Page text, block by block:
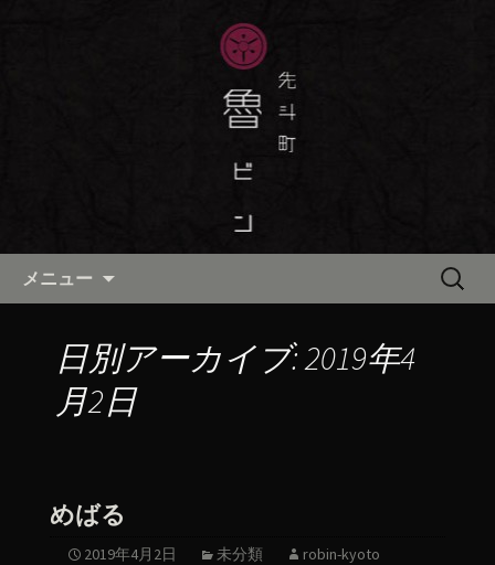
京都・先斗町の京料理・和食
「魯ビン（ろびん）」の公式ブ
京都・先斗町の京町家で美味しい季節
の京料理・和食が自慢の「魯ビン（ろ
びん）」がお店からのお知らせや、お
料理について最新情報をおとどけしま
メニュー
検
日別アーカイブ: 2019年4
月2日
めばる
2019年4月2日 未分類 robin-kyoto